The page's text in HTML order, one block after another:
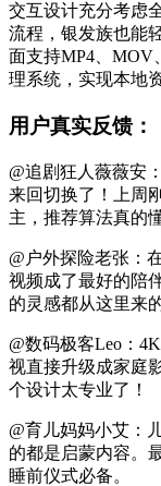
交互设计充分考虑
流程，银发族也能
面支持MP4、MOV
理系统，实现本地
用户真实反馈：
@追剧狂人薇薇安
来回切换了！上周
主，推荐算法真的
@户外探险老张：
视频成了最好的陪
的灵感都从这里来的
@数码极客Leo：
视直接升级成家庭
个设计太专业了！
@育儿妈妈小艾：
的都是启蒙内容。
睡前仪式必备。